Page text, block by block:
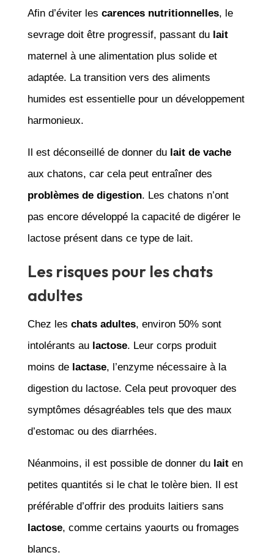
Afin d’éviter les carences nutritionnelles, le
sevrage doit être progressif, passant du lait
maternel à une alimentation plus solide et
adaptée. La transition vers des aliments
humides est essentielle pour un développement
harmonieux.
Il est déconseillé de donner du lait de vache
aux chatons, car cela peut entraîner des
problèmes de digestion. Les chatons n’ont
pas encore développé la capacité de digérer le
lactose présent dans ce type de lait.
Les risques pour les chats
adultes
Chez les chats adultes, environ 50% sont
intolérants au lactose. Leur corps produit
moins de lactase, l’enzyme nécessaire à la
digestion du lactose. Cela peut provoquer des
symptômes désagréables tels que des maux
d’estomac ou des diarrhées.
Néanmoins, il est possible de donner du laiten
petites quantités si le chat le tolère bien. Il est
préférable d’offrir des produits laitiers sans
lactose, comme certains yaourts ou fromages
blancs.